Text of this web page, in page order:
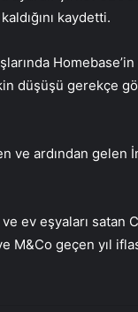
kaydetti.
düşüşü gerekçe
ve ardından gelen
ev eşyaları satan
M&Co geçen yıl